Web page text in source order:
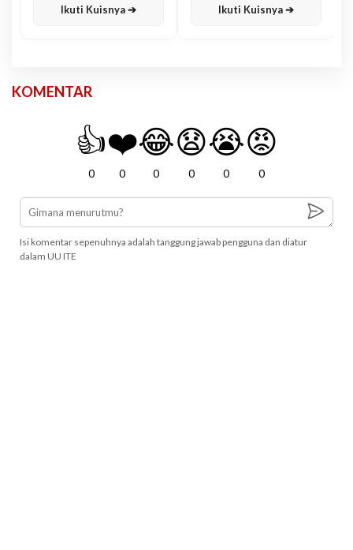
Ikuti Kuisnya ➔ Ikuti Kuisnya ➔
KOMENTAR
👍
0
❤️
0
😂
0
😧
0
😭
0
😡
0
Isi komentar sepenuhnya adalah tanggung jawab pengguna dan diatur
dalam UU ITE